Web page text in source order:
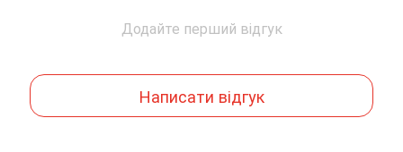
Додайте перший відгук
Написати відгук